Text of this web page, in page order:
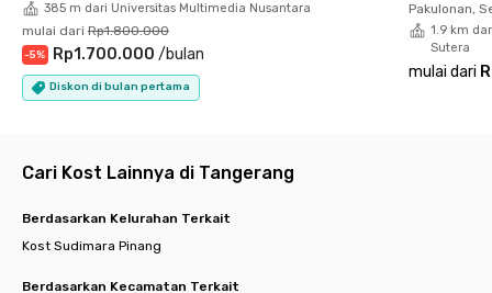
- Binus University 0.85 km
- Universitas Bunda Mulia 0.85 km
- Sekolah Santa Laurensia 3 km
Pusat Perbelanjaan
- Mall@Alam Sutera 1.8 km
Rumah Sakit
Pusat Kuliner
- Flavor Bliss 3.7 km
Masjid/Gereja/Vihara
385 m dari Universitas Multimedia Nusantara
mulai dari Rp1.800.000
-5% Rp1.700.000 /bulan
Diskon di bulan pertama
Pakulonan,
1.9 km
Sutera
mulai dari
Cari Kost Lainnya di Tangerang
Berdasarkan Kelurahan Terkait
Kost Sudimara Pinang
Berdasarkan Kecamatan Terkait